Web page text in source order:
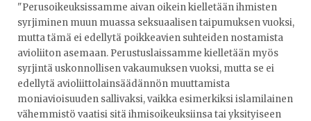
"Perusoikeuksissamme aivan oikein kielletään ihmisten
syrjiminen muun muassa seksuaalisen taipumuksen vuoksi,
mutta tämä ei edellytä poikkeavien suhteiden nostamista
avioliiton asemaan. Perustuslaissamme kielletään myös
syrjintä uskonnollisen vakaumuksen vuoksi, mutta se ei
edellytä avioliittolainsäädännön muuttamista
moniavioisuuden sallivaksi, vaikka esimerkiksi islamilainen
vähemmistö vaatisi sitä ihmisoikeuksiinsa tai yksityiseen